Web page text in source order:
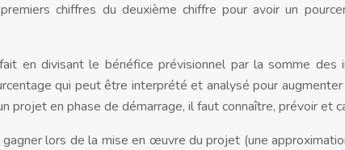
chiffres du deuxième chiffre pour avoir un
en divisant le bénéfice prévisionnel par la somme des
qui peut être interprété et analysé pour
projet en phase de démarrage, il faut connaître, prévoir et
lors de la mise en œuvre du projet (une